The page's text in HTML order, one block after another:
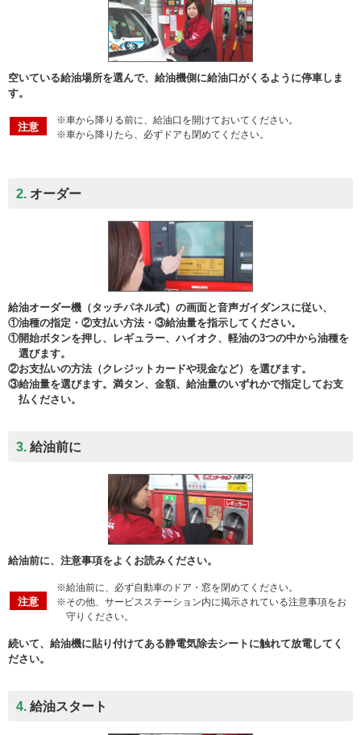
空いている給油場所を選んで、給油機側に給油口がくるように停車しま
す。
注意
※車から降りる前に、給油口を開けておいてください。
※車から降りたら、必ずドアも閉めてください。
2. オーダー
給油オーダー機（タッチパネル式）の画面と音声ガイダンスに従い、
①油種の指定・②支払い方法・③給油量を指示してください。
①開始ボタンを押し、レギュラー、ハイオク、軽油の3つの中から油種を
選びます。
②お支払いの方法（クレジットカードや現金など）を選びます。
③給油量を選びます。満タン、金額、給油量のいずれかで指定してお支
払ください。
3. 給油前に
給油前に、注意事項をよくお読みください。
注意
※給油前に、必ず自動車のドア・窓を閉めてください。
※その他、サービスステーション内に掲示されている注意事項をお
守りください。
続いて、給油機に貼り付けてある静電気除去シートに触れて放電してく
ださい。
4. 給油スタート